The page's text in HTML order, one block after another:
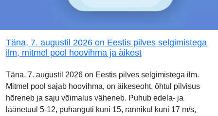
Täna, 7. augustil 2026 on Eestis pilves selgimistega
ilm, mitmel pool hoovihma ja äikest
Täna, 7. augustil 2026 on Eestis pilves selgimistega ilm.
Mitmel pool sajab hoovihma, on äikeseoht, õhtul pilvisus
hõreneb ja saju võimalus väheneb. Puhub edela- ja
läänetuul 5-12, puhanguti kuni 15, rannikul kuni 17 m/s,